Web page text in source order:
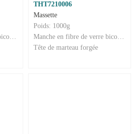
Manche en fibre de verre bicolore
THT7210006
Massette
Poids: 1000g
Manche en fibre de verre bicolore
Tête de marteau forgée